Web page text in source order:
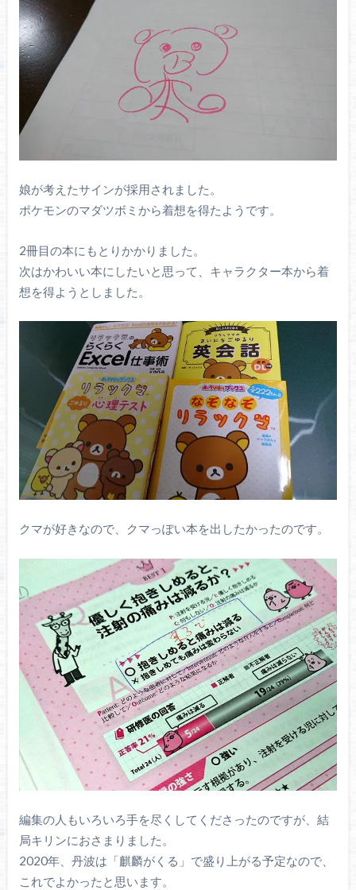
娘が考えたサインが採用されました。
ポケモンのマダツボミから着想を得たようです。
2冊目の本にもとりかかりました。
次はかわいい本にしたいと思って、キャラクター本から着
想を得ようとしました。
クマが好きなので、クマっぽい本を出したかったのです。
編集の人もいろいろ手を尽くしてくださったのですが、結
局キリンにおさまりました。
2020年、丹波は「麒麟がくる」で盛り上がる予定なので、
これでよかったと思います。